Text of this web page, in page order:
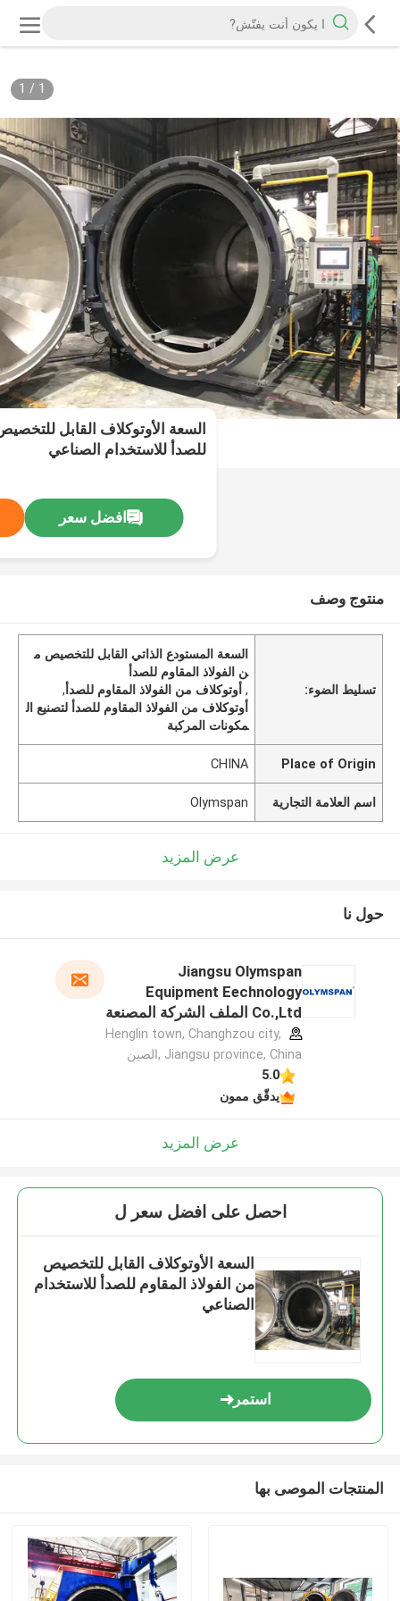
1
/
1
السعة الأوتوكلاف القابل
للصدأ للاستخدام الصناعي
افضل سعر
منتوج وصف
تسليط الضوء:
السعة المستودع الذاتي القابل للتخصيص م
ن الفولاذ المقاوم للصدأ
,أوتوكلاف من الفولاذ المقاوم للصدأ,
أوتوكلاف من الفولاذ المقاوم للصدأ لتصنيع ال
مكونات المركبة
Place of Origin
CHINA
اسم العلامة التجارية Olymspan
عرض المزيد
حول نا
Jiangsu Olymspan
Equipment Eechnology
Co.,Ltd الملف الشركة المصنعة
Henglin town, Changhzou city,
Jiangsu province, China ,الصين
5.0
يدقّق ممون
عرض المزيد
احصل على افضل سعر ل
السعة الأوتوكلاف القابل للتخصيص
من الفولاذ المقاوم للصدأ للاستخدام
الصناعي
استمر
المنتجات الموصى بها